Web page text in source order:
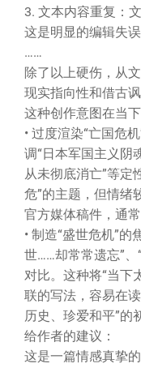
3. 文本内容重复：
这是明显的编辑失
……
除了以上硬伤，从
现实指向性和借古
这种创作意图在当
• 过度渲染“亡国危
调“日本军国主义阴
从未彻底消亡”等定
危”的主题，但情绪
官方媒体稿件，通
• 制造“盛世危机”
世……却常常遗忘”、
对比。这种将“当下
联的写法，容易在
历史、珍爱和平”的
给作者的建议：
这是一篇情感真挚